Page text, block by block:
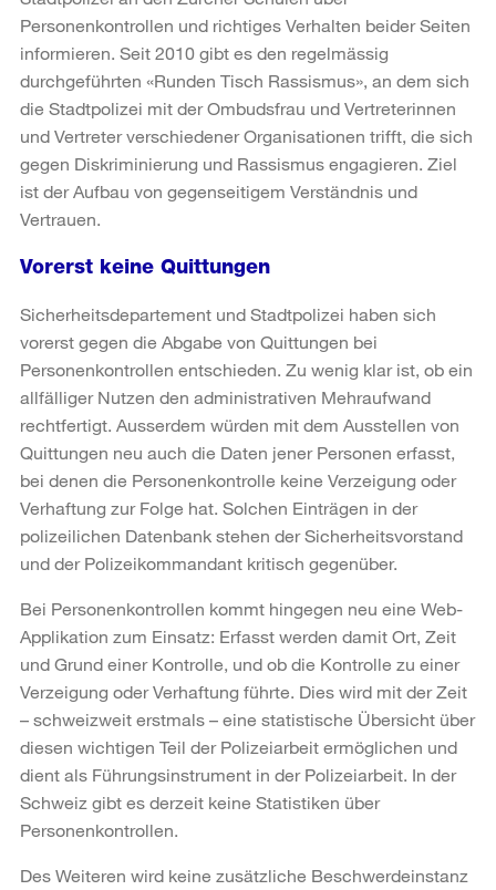
Personenkontrollen und richtiges Verhalten beider Seiten
informieren. Seit 2010 gibt es den regelmässig
durchgeführten «Runden Tisch Rassismus», an dem sich
die Stadtpolizei mit der Ombudsfrau und Vertreterinnen
und Vertreter verschiedener Organisationen trifft, die sich
gegen Diskriminierung und Rassismus engagieren. Ziel
ist der Aufbau von gegenseitigem Verständnis und
Vertrauen.
Vorerst keine Quittungen
Sicherheitsdepartement und Stadtpolizei haben sich
vorerst gegen die Abgabe von Quittungen bei
Personenkontrollen entschieden. Zu wenig klar ist, ob ein
allfälliger Nutzen den administrativen Mehraufwand
rechtfertigt. Ausserdem würden mit dem Ausstellen von
Quittungen neu auch die Daten jener Personen erfasst,
bei denen die Personenkontrolle keine Verzeigung oder
Verhaftung zur Folge hat. Solchen Einträgen in der
polizeilichen Datenbank stehen der Sicherheitsvorstand
und der Polizeikommandant kritisch gegenüber.
Bei Personenkontrollen kommt hingegen neu eine Web-
Applikation zum Einsatz: Erfasst werden damit Ort, Zeit
und Grund einer Kontrolle, und ob die Kontrolle zu einer
Verzeigung oder Verhaftung führte. Dies wird mit der Zeit
– schweizweit erstmals – eine statistische Übersicht über
diesen wichtigen Teil der Polizeiarbeit ermöglichen und
dient als Führungsinstrument in der Polizeiarbeit. In der
Schweiz gibt es derzeit keine Statistiken über
Personenkontrollen.
Des Weiteren wird keine zusätzliche Beschwerdeinstanz